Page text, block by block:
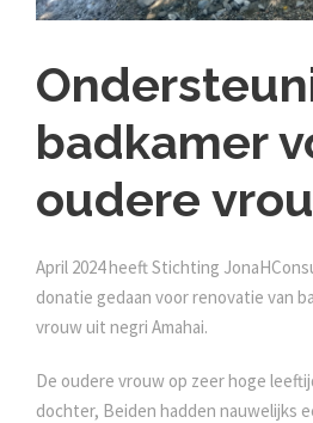
badkamer
oudere
April 2024 heeft Stichting
donatie gedaan voor renovatie van
vrouw uit negri Amahai.
De oudere vrouw op zeer hoge
dochter, Beiden hadden nauwelijks